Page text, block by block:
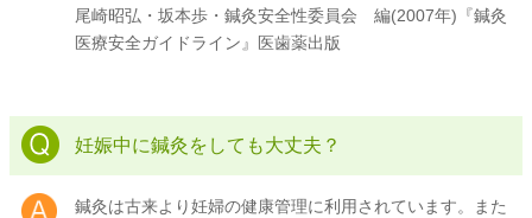
尾崎昭弘・坂本歩・鍼灸安全性委員会 編(2007年)『鍼灸
医療安全ガイドライン』医歯薬出版
妊娠中に鍼灸をしても大丈夫？
鍼灸は古来より妊婦の健康管理に利用されています。また